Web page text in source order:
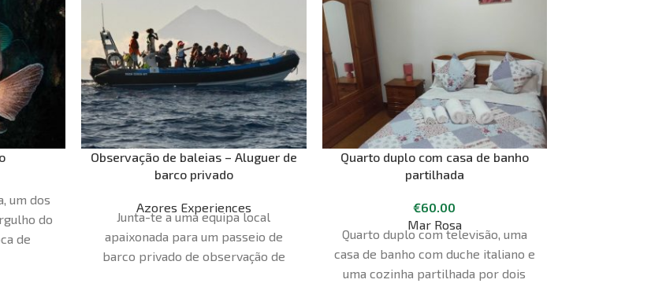
um dos
do
de
Observação de baleias – Aluguer de
barco privado
Azores Experiences
Junta-te a uma equipa local
apaixonada para um passeio de
barco privado de observação de
Quarto duplo com casa de banho
partilhada
€60.00
Mar Rosa
Quarto duplo com televisão, uma
casa de banho com duche italiano e
uma cozinha partilhada por dois